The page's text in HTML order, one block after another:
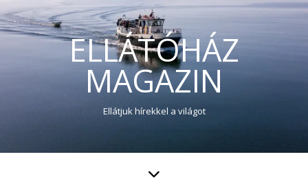
ELLÁTÓHÁZ
MAGAZIN
Ellátjuk hírekkel a világot